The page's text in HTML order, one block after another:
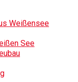
Weißensee
See